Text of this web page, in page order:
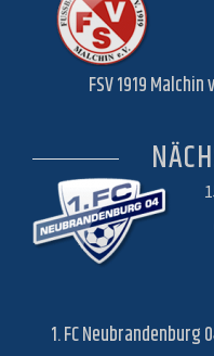
FSV 1919
1. FC Neubrandenburg